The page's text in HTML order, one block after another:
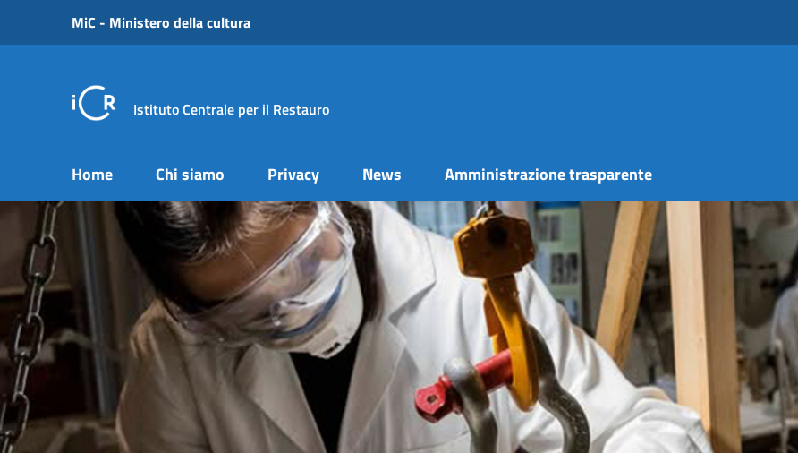
Vai ai contenuti
Vai al menu di navigazione
MiC - Ministero della cultura
Istituto Centrale per il Restauro
Home Chi siamo Privacy News Amministrazione trasparente